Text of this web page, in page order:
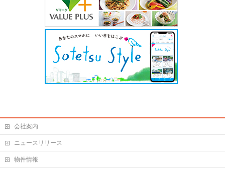
会社案内
ニュースリリース
物件情報